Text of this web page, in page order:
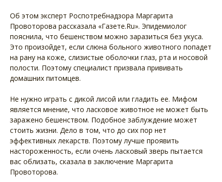
Об этом эксперт Роспотребнадзора Маргарита
Провоторова рассказала «Газете.Ru». Эпидемиолог
пояснила, что бешенством можно заразиться без укуса.
Это произойдет, если слюна больного животного попадет
на рану на коже, слизистые оболочки глаз, рта и носовой
полости. Поэтому специалист призвала прививать
домашних питомцев.
Не нужно играть с дикой лисой или гладить ее. Мифом
является мнение, что ласковое животное не может быть
заражено бешенством. Подобное заблуждение может
стоить жизни. Дело в том, что до сих пор нет
эффективных лекарств. Поэтому лучше проявить
настороженность, если очень ласковый зверь пытается
вас облизать, сказала в заключение Маргарита
Провоторова.